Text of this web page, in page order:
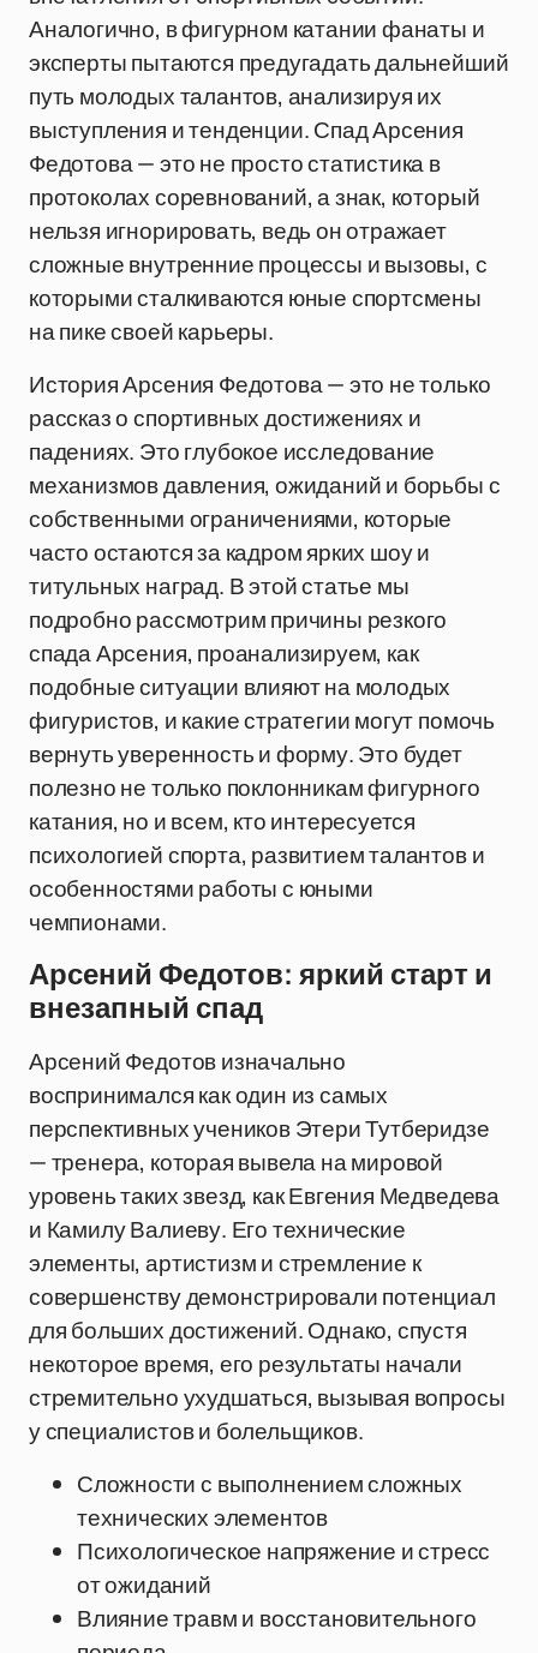
Аналогично, в фигурном катании фанаты и
эксперты пытаются предугадать дальнейший
путь молодых талантов, анализируя их
выступления и тенденции. Спад Арсения
Федотова — это не просто статистика в
протоколах соревнований, а знак, который
нельзя игнорировать, ведь он отражает
сложные внутренние процессы и вызовы, с
которыми сталкиваются юные спортсмены
на пике своей карьеры.
История Арсения Федотова — это не только
рассказ о спортивных достижениях и
падениях. Это глубокое исследование
механизмов давления, ожиданий и борьбы с
собственными ограничениями, которые
часто остаются за кадром ярких шоу и
титульных наград. В этой статье мы
подробно рассмотрим причины резкого
спада Арсения, проанализируем, как
подобные ситуации влияют на молодых
фигуристов, и какие стратегии могут помочь
вернуть уверенность и форму. Это будет
полезно не только поклонникам фигурного
катания, но и всем, кто интересуется
психологией спорта, развитием талантов и
особенностями работы с юными
чемпионами.
Арсений Федотов: яркий старт и
внезапный спад
Арсений Федотов изначально
воспринимался как один из самых
перспективных учеников Этери Тутберидзе
— тренера, которая вывела на мировой
уровень таких звезд, как Евгения Медведева
и Камилу Валиеву. Его технические
элементы, артистизм и стремление к
совершенству демонстрировали потенциал
для больших достижений. Однако, спустя
некоторое время, его результаты начали
стремительно ухудшаться, вызывая вопросы
у специалистов и болельщиков.
Сложности с выполнением сложных
технических элементов
Психологическое напряжение и стресс
от ожиданий
Влияние травм и восстановительного